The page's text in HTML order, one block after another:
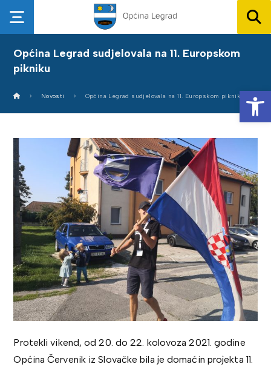
Općina Legrad sudjelovala na 11. Europskom
pikniku
Novosti Općina Legrad sudjelovala na 11. Europskom pikniku
Protekli vikend, od 20. do 22. kolovoza 2021. godine
Općina Červenik iz Slovačke bila je domaćin projekta 11.